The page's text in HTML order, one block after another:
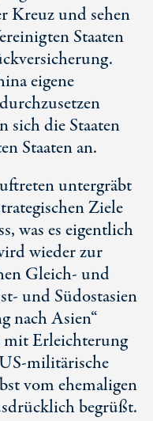
Kreuz und sehen
Staaten
eigene
sich die Staaten
Staaten an.
untergräbt
Ziele
was es eigentlich
wieder zur
Gleich- und
und Südostasien
nach Asien“
mit Erleichterung
militärische
vom ehemaligen
begrüßt.